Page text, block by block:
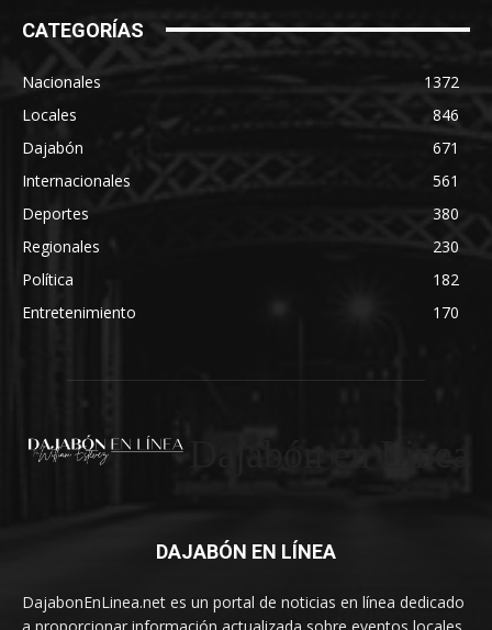
CATEGORÍAS
Nacionales
1372
Locales
846
Dajabón
671
Internacionales
561
Deportes
380
Regionales
230
Política
182
Entretenimiento
170
DAJABÓN EN LÍNEA
DajabonEnLinea.net es un portal de noticias en línea dedicado